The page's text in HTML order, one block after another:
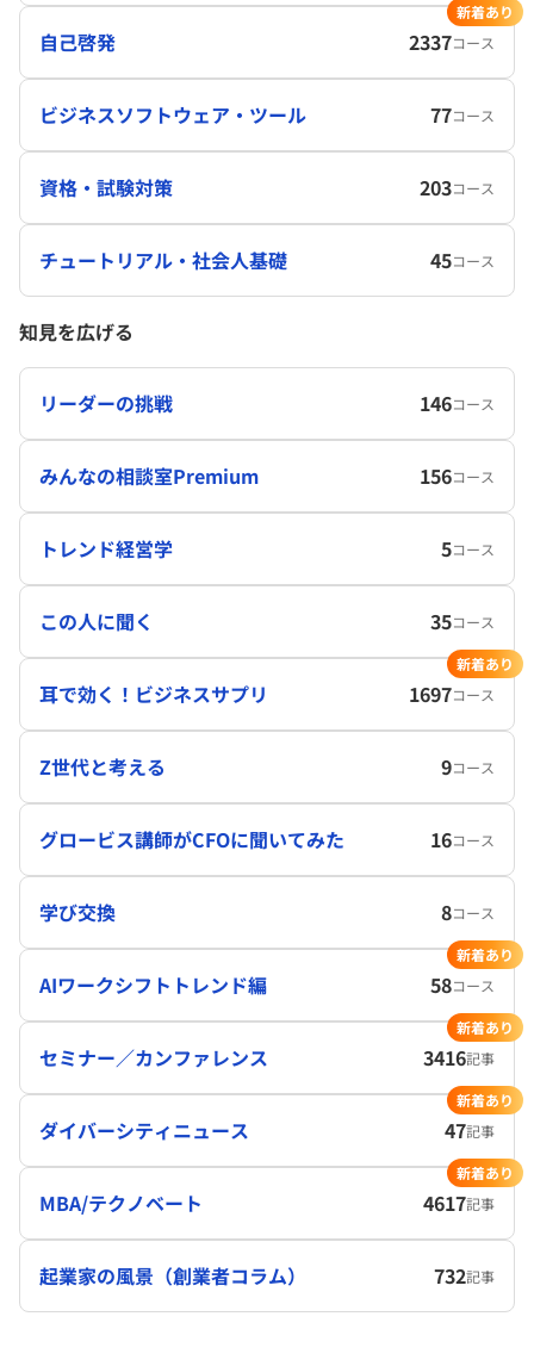
自己啓発 2337コース
新着あり
ビジネスソフトウェア・ツール 77コース
資格・試験対策 203コース
チュートリアル・社会人基礎 45コース
知見を広げる
リーダーの挑戦 146コース
みんなの相談室Premium 156コース
トレンド経営学 5コース
この人に聞く 35コース
耳で効く！ビジネスサプリ 1697コース
新着あり
Z世代と考える 9コース
グロービス講師がCFOに聞いてみた 16コース
学び交換 8コース
AIワークシフトトレンド編 58コース
新着あり
セミナー／カンファレンス 3416記事
新着あり
ダイバーシティニュース 47記事
新着あり
MBA/テクノベート 4617記事
新着あり
起業家の風景（創業者コラム） 732記事